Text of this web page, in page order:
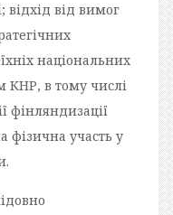
відхід від вимог
національних
КНР, в тому числі
фінляндизації
фізична участь у